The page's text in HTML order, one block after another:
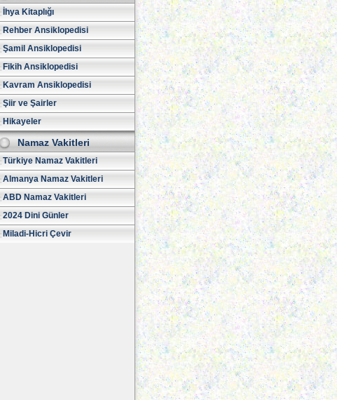
İhya Kitaplığı
Rehber Ansiklopedisi
Şamil Ansiklopedisi
Fikih Ansiklopedisi
Kavram Ansiklopedisi
Şiir ve Şairler
Hikayeler
Namaz Vakitleri
Türkiye Namaz Vakitleri
Almanya Namaz Vakitleri
ABD Namaz Vakitleri
2024 Dini Günler
Miladi-Hicri Çevir